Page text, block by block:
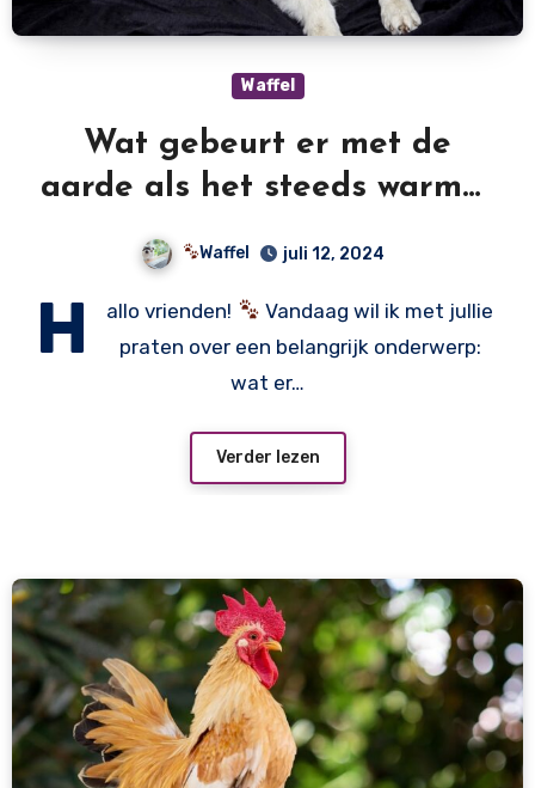
Waffel
Wat gebeurt er met de
aarde als het steeds warmer
Waffel juli 12, 2024
H allo vrienden!
Vandaag wil ik met jullie
praten over een belangrijk onderwerp:
wat er…
Verder lezen